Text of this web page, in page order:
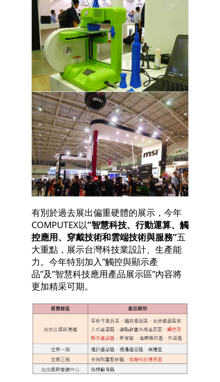
有別於過去展出偏重硬體的展示，今年
COMPUTEX以”智慧科技、行動運算、觸
控應用、穿戴技術和雲端技術與服務”五
大重點，展示台灣科技業設計、生產能
力。今年特別加入”觸控與顯示產
品”及”智慧科技應用產品展示區”內容將
更加精采可期。